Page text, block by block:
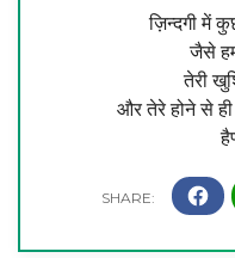
ज़िन्दगी में
जैसे
तेरी
और तेरे होने से ही